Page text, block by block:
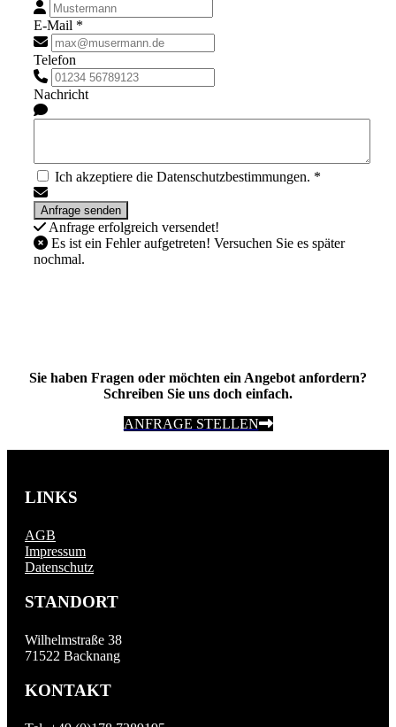
E-Mail *
Telefon
Nachricht
Ich akzeptiere die Datenschutzbestimmungen. *
Anfrage erfolgreich versendet!
Es ist ein Fehler aufgetreten! Versuchen Sie es später
nochmal.
Sie haben Fragen oder möchten ein Angebot anfordern?
Schreiben Sie uns doch einfach.
ANFRAGE STELLEN
LINKS
AGB
Impressum
Datenschutz
STANDORT
Wilhelmstraße 38
71522 Backnang
KONTAKT